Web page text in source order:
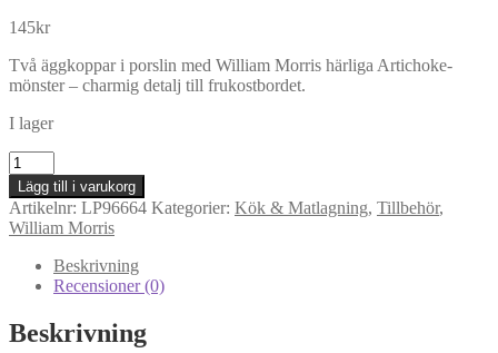
145kr
Två äggkoppar i porslin med William Morris härliga Artichoke-
mönster – charmig detalj till frukostbordet.
I lager
William
Morris
Artichoke
Äggkoppar
mängd
Lägg till i varukorg
Artikelnr: LP96664 Kategorier: Kök & Matlagning, Tillbehör,
William Morris
Beskrivning
Recensioner (0)
Beskrivning